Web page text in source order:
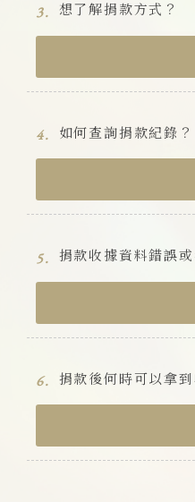
3. 想了解捐款方式？
4. 如何查詢捐款紀錄？
5. 捐款收據資料錯誤
6. 捐款後何時可以拿到